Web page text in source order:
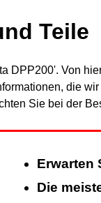
Teile
DPP200'. Von
die
Sie bei der
Erwarten
Die